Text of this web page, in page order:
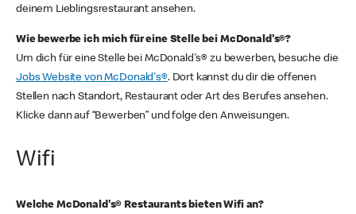
deinem Lieblingsrestaurant ansehen.
Wie bewerbe ich mich für eine Stelle bei McDonald's®?
Um dich für eine Stelle bei McDonald's® zu bewerben, besuche die
Jobs Website von McDonald's®. Dort kannst du dir die offenen
Stellen nach Standort, Restaurant oder Art des Berufes ansehen.
Klicke dann auf “Bewerben” und folge den Anweisungen.
Wifi
Welche McDonald's® Restaurants bieten Wifi an?